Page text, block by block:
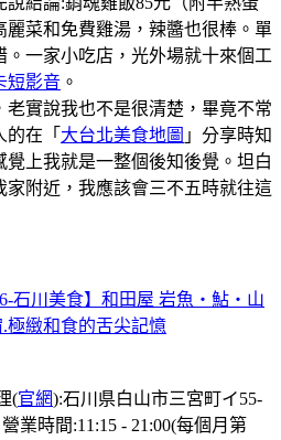
菜和免費雞湯，辣醬也很棒。單
一家小吃店，光外場就十來個工
短影音 。
實說我也不是很清楚，畢竟不常
的在「 大台北美食地圖 」分享時知
上我就是一整個後知後覺。坦白
附近，我應該會三不五時就往這
石川美食】和田屋 岩魚・鮎・山
極緻和食的舌尖記憶
(官網):石川県白山市三宮町イ55-
業時間:11:15 - 21:00(每個月第